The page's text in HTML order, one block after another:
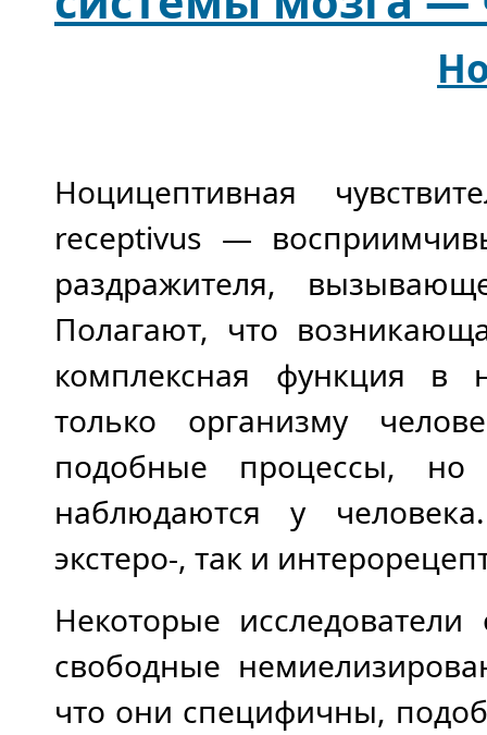
Ноцицептивная
receptivus —
раздражителя,
Полагают, что
комплексная функция в
только организму
подобные процессы,
наблюдаются у
экстеро-, так и
Некоторые
свободные
что они специфичны,